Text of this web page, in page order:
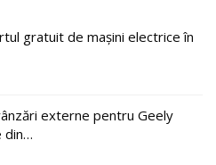
gratuit de mașini electrice în
externe pentru Geely
din…